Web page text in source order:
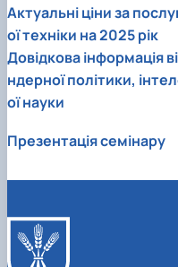
Актуальні ціни за
ої техніки на 2025 рік
Довідкова інформація
ндерної політики,
ої науки
Презентація семінару